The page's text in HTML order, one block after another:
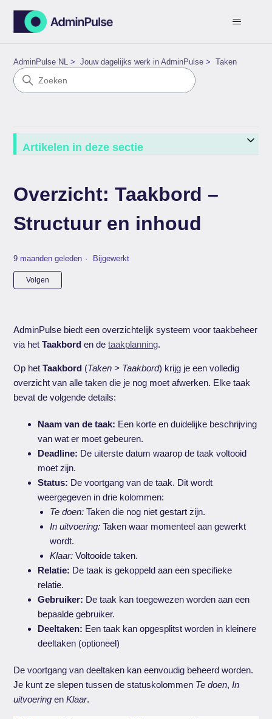
AdminPulse NL Jouw dagelijks werk in AdminPulse Taken
Artikelen in deze sectie
Overzicht: Taakbord –
Structuur en inhoud
9 maanden geleden Bijgewerkt
Volgen
AdminPulse biedt een overzichtelijk systeem voor taakbeheer
via hetTaakbord en detaakplanning.
Op hetTaakbord (Taken > Taakbord) krijg je een volledig
overzicht van alle taken die je nog moet afwerken. Elke taak
bevat de volgende details:
Naam van de taak: Een korte en duidelijke beschrijving
van wat er moet gebeuren.
Deadline: De uiterste datum waarop de taak voltooid
moet zijn.
Status: De voortgang van de taak. Dit wordt
weergegeven in drie kolommen:
Te doen: Taken die nog niet gestart zijn.
In uitvoering: Taken waar momenteel aan gewerkt
wordt.
Klaar: Voltooide taken.
Relatie: De taak is gekoppeld aan een specifieke
relatie.
Gebruiker: De taak kan toegewezen worden aan een
bepaalde gebruiker.
Deeltaken: Een taak kan opgesplitst worden in kleinere
deeltaken (optioneel)
De voortgang van deeltaken kan eenvoudig beheerd worden.
Je kunt ze slepen tussen de statuskolommen Te doen,In
uitvoering enKlaar.